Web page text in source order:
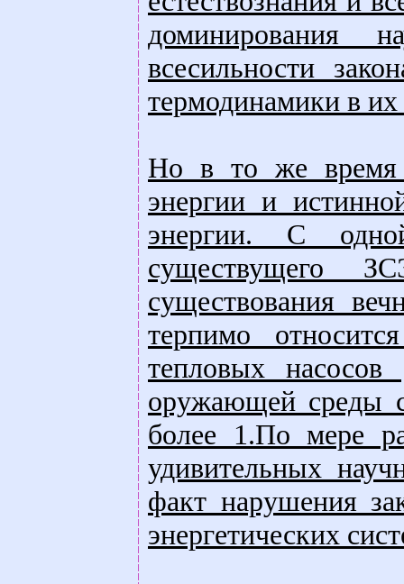
доминирования
всесильности
термодинамики в
Но в то же время
энергии и
энергии. С
существущего
существования
терпимо
тепловых
оружающей среды
более 1.По мере
удивительных
факт нарушения
энергетических